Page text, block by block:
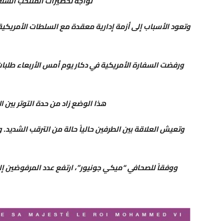
وتعود الأسباب إلى أزمة إدارية معقدة مع السلطات
ورفضت السفارة الأمريكية في دكار يوم أمس الأربعاء
هذا الوضع زاد من حدة التوتر
وتعيش العلاقة بين الطرفين حالياً حالة من الترقب
​ووفقاً للصحافي “ميكي جونيور”، ارتفع عدد